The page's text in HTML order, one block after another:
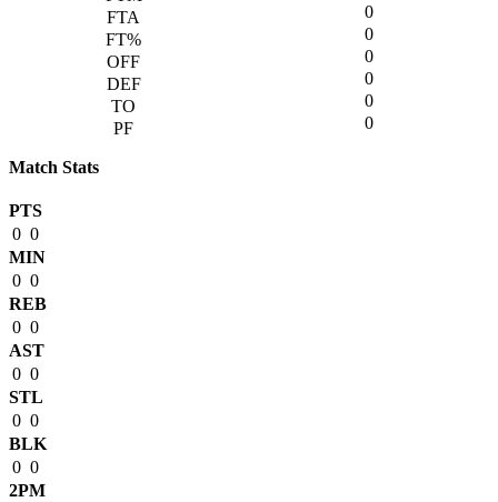
0
0
0
0
0
0
Match Stats
PTS
0 0
MIN
0 0
REB
0 0
AST
0 0
STL
0 0
BLK
0 0
2PM